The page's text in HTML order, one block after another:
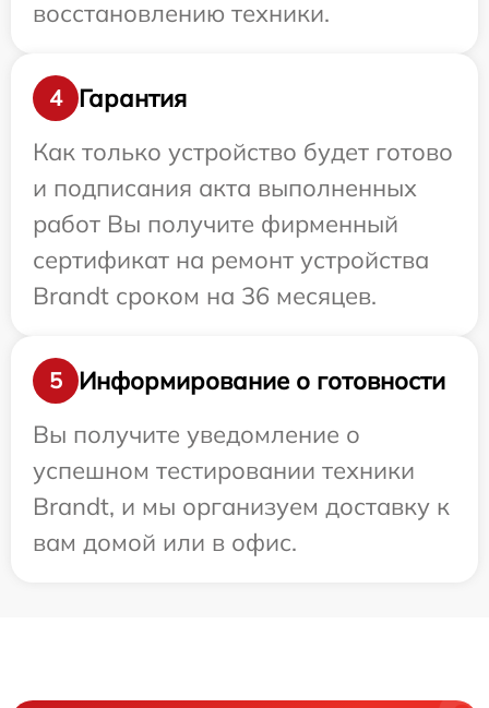
восстановлению техники.
4
Гарантия
Как только устройство будет готово
и подписания акта выполненных
работ Вы получите фирменный
сертификат на ремонт устройства
Brandt сроком на 36 месяцев.
5
Информирование о готовности
Вы получите уведомление о
успешном тестировании техники
Brandt, и мы организуем доставку к
вам домой или в офис.